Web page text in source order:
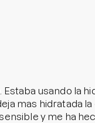
Estaba usando la
mas hidratada
sensible y me ha